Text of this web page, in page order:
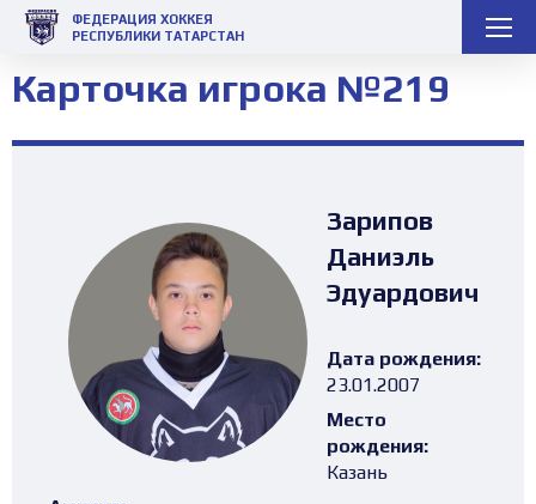
ФЕДЕРАЦИЯ ХОККЕЯ
РЕСПУБЛИКИ ТАТАРСТАН
Карточка игрока №219
Зарипов
Даниэль
Эдуардович
Дата рождения:
23.01.2007
Место
рождения:
Казань